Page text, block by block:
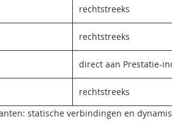
rechtstreeks
rechtstreeks
direct aan Prestatie-
rechtstreeks
statische verbindingen en